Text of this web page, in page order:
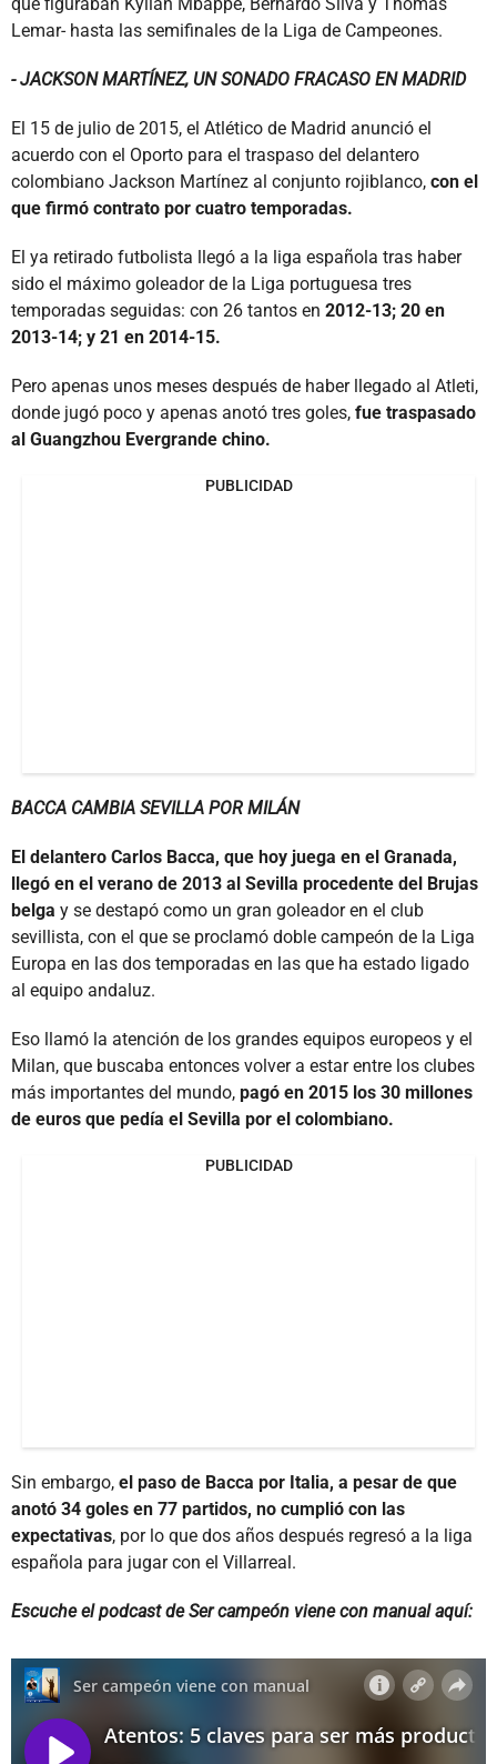
Lemar- hasta las semifinales de la Liga de Campeones.
- JACKSON MARTÍNEZ, UN SONADO FRACASO EN MADRID
El 15 de julio de 2015, el Atlético de Madrid anunció el
acuerdo con el Oporto para el traspaso del delantero
colombiano Jackson Martínez al conjunto rojiblanco, con el
que firmó contrato por cuatro temporadas.
El ya retirado futbolista llegó a la liga española tras haber
sido el máximo goleador de la Liga portuguesa tres
temporadas seguidas: con 26 tantos en 2012-13; 20 en
2013-14; y 21 en 2014-15.
Pero apenas unos meses después de haber llegado al Atleti,
donde jugó poco y apenas anotó tres goles, fue traspasado
al Guangzhou Evergrande chino.
PUBLICIDAD
BACCA CAMBIA SEVILLA POR MILÁN
El delantero Carlos Bacca, que hoy juega en el Granada,
llegó en el verano de 2013 al Sevilla procedente del Brujas
belga y se destapó como un gran goleador en el club
sevillista, con el que se proclamó doble campeón de la Liga
Europa en las dos temporadas en las que ha estado ligado
al equipo andaluz.
Eso llamó la atención de los grandes equipos europeos y el
Milan, que buscaba entonces volver a estar entre los clubes
más importantes del mundo, pagó en 2015 los 30 millones
de euros que pedía el Sevilla por el colombiano.
PUBLICIDAD
Sin embargo, el paso de Bacca por Italia, a pesar de que
anotó 34 goles en 77 partidos, no cumplió con las
expectativas, por lo que dos años después regresó a la liga
española para jugar con el Villarreal.
Escuche el podcast de Ser campeón viene con manual aquí: